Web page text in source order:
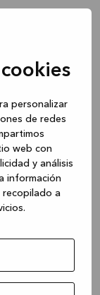
personalizar
de redes
web con
y análisis
información
recopilado a